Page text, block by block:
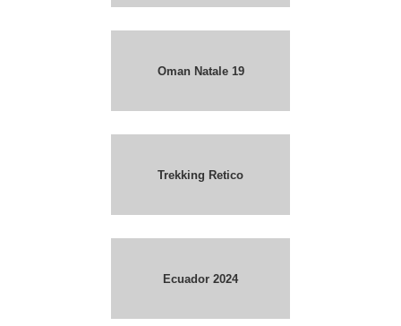
Oman Natale 19
Trekking Retico
Ecuador 2024